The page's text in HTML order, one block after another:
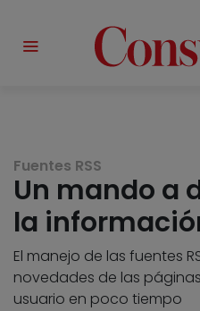
Fuentes RSS
Un mando a
la
El manejo de las fuentes
novedades de las
usuario en poco tiempo